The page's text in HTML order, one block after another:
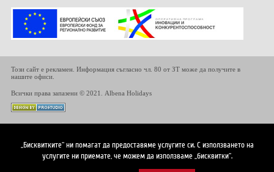
Този сайт е рекламен. Информация съгласно чл. 80 от ЗТ може да получите в
нашите офиси.
Всички права запазени © 2021. Albena Holidays
„Бисквитките“ ни помагат да предоставяме услугите си. С използването на
услугите ни приемате, че можем да използваме „бисквитки“.